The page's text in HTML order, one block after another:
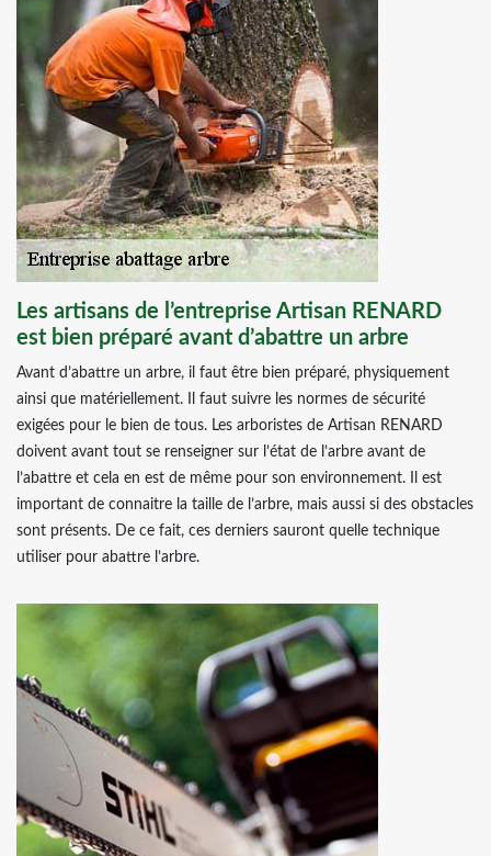
Les artisans de l’entreprise Artisan RENARD
est bien préparé avant d’abattre un arbre
Avant d’abattre un arbre, il faut être bien préparé, physiquement
ainsi que matériellement. Il faut suivre les normes de sécurité
exigées pour le bien de tous. Les arboristes de Artisan RENARD
doivent avant tout se renseigner sur l’état de l’arbre avant de
l’abattre et cela en est de même pour son environnement. Il est
important de connaitre la taille de l’arbre, mais aussi si des obstacles
sont présents. De ce fait, ces derniers sauront quelle technique
utiliser pour abattre l’arbre.